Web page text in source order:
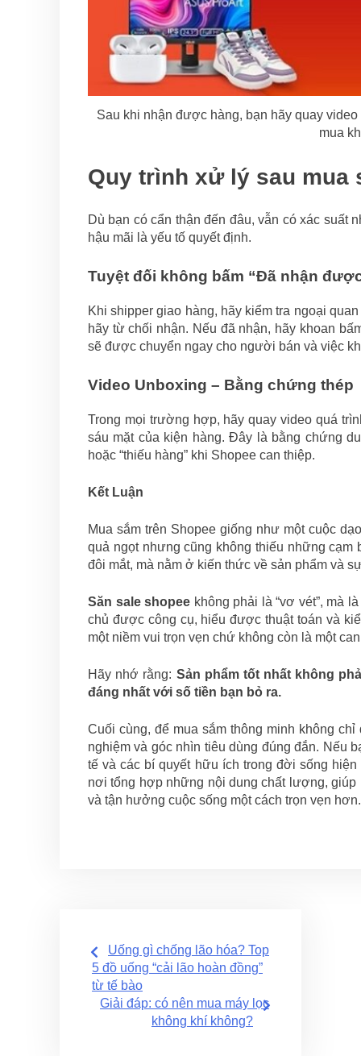
Sau khi nhận được hàng, bạn hãy quay
mua
Quy trình xử lý sau mua
Dù bạn có cẩn thận đến đâu, vẫn có xác suất
hậu mãi là yếu tố quyết định.
Tuyệt đối không bấm “Đã nhận
Khi shipper giao hàng, hãy kiểm tra ngoại
hãy từ chối nhận. Nếu đã nhận, hãy khoan
sẽ được chuyển ngay cho người bán và việc
Video Unboxing – Bằng chứng thép
Trong mọi trường hợp, hãy quay video quá
sáu mặt của kiện hàng. Đây là bằng chứng
hoặc “thiếu hàng” khi Shopee can thiệp.
Kết Luận
Mua sắm trên Shopee giống như một cuộc
quả ngọt nhưng cũng không thiếu những cạm
đôi mắt, mà nằm ở kiến thức về sản phẩm và
Săn sale shopee không phải là “vơ vét”, mà
chủ được công cụ, hiểu được thuật toán và
một niềm vui trọn vẹn chứ không còn là một
Hãy nhớ rằng: Sản phẩm tốt nhất không
đáng nhất với số tiền bạn bỏ ra.
Cuối cùng, để mua sắm thông minh không
nghiệm và góc nhìn tiêu dùng đúng đắn. Nếu
tế và các bí quyết hữu ích trong đời sống
nơi tổng hợp những nội dung chất lượng,
và tận hưởng cuộc sống một cách trọn vẹn hơn.
Điều
hướng
bài
Uống gì chống lão hóa? Top
5 đồ uống “cải lão hoàn đồng”
từ tế bào
Giải đáp: có nên mua máy lọc
không khí không?